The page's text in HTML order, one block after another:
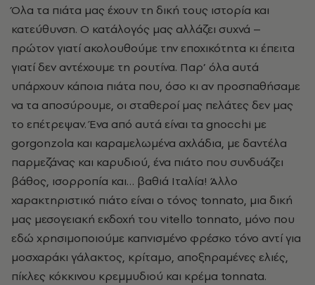
Όλα τα πιάτα μας έχουν τη δική τους ιστορία και
κατεύθυνση. Ο κατάλογός μας αλλάζει συχνά –
πρώτον γιατί ακολουθούμε την εποχικότητα κι έπειτα
γιατί δεν αντέχουμε τη ρουτίνα. Παρ’ όλα αυτά
υπάρχουν κάποια πιάτα που, όσο κι αν προσπαθήσαμε
να τα αποσύρουμε, οι σταθεροί μας πελάτες δεν μας
το επέτρεψαν. Ένα από αυτά είναι τα gnocchi με
gorgonzola και καραμελωμένα αχλάδια, με δαντέλα
παρμεζάνας και καρυδιού, ένα πιάτο που συνδυάζει
βάθος, ισορροπία και… βαθιά Ιταλία! Άλλο
χαρακτηριστικό πιάτο είναι ο τόνος tonnato, μια δική
μας μεσογειακή εκδοχή του vitello tonnato, μόνο που
εδώ χρησιμοποιούμε καπνισμένο φρέσκο τόνο αντί για
μοσχαράκι γάλακτος, κρίταμο, αποξηραμένες ελιές,
πίκλες κόκκινου κρεμμυδιού και κρέμα tonnata.